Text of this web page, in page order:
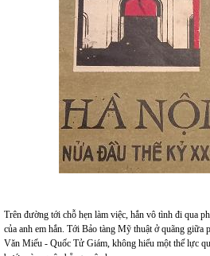
Trên đường tới chỗ hẹn làm việc, hắn vô tình đi qua
của anh em hắn. Tới Bảo tàng Mỹ thuật ở quãng
Văn Miếu - Quốc Tử Giám, không hiểu một thế lực